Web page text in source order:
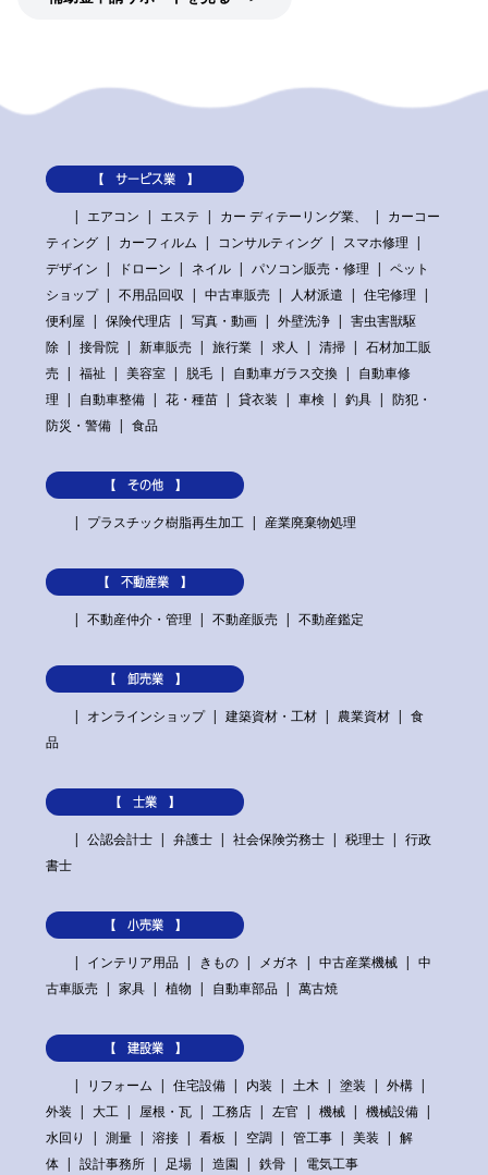
【 サービス業 】
エアコン
エステ カー ディテーリング業、
カーコー
ティング
カーフィルム コンサルティング
スマホ修理
デザイン
ドローン ネイル パソコン販売・修理
ペット
ショップ
不用品回収 中古車販売 人材派遣
住宅修理
便利屋
保険代理店 写真・動画 外壁洗浄
害虫害獣駆
除
接骨院 新車販売 旅行業 求人 清掃
石材加工販
売
福祉 美容室 脱毛 自動車ガラス交換
自動車修
理
自動車整備 花・種苗 貸衣装 車検 釣具
防犯・
防災・警備
食品
【 その他 】
プラスチック樹脂再生加工
産業廃棄物処理
【 不動産業 】
不動産仲介・管理
不動産販売 不動産鑑定
【 卸売業 】
オンラインショップ
建築資材・工材 農業資材
食
品
【 士業 】
公認会計士
弁護士 社会保険労務士 税理士
行政
書士
【 小売業 】
インテリア用品
きもの メガネ 中古産業機械
中
古車販売
家具 植物 自動車部品 萬古焼
【 建設業 】
リフォーム
住宅設備 内装 土木 塗装
外構
外装
大工 屋根・瓦 工務店 左官 機械
機械設備
水回り
測量 溶接 看板 空調 管工事 美装
解
体
設計事務所 足場 造園 鉄骨 電気工事